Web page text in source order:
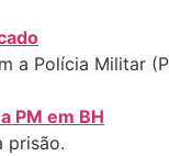
Polícia Militar
PM em BH
prisão.